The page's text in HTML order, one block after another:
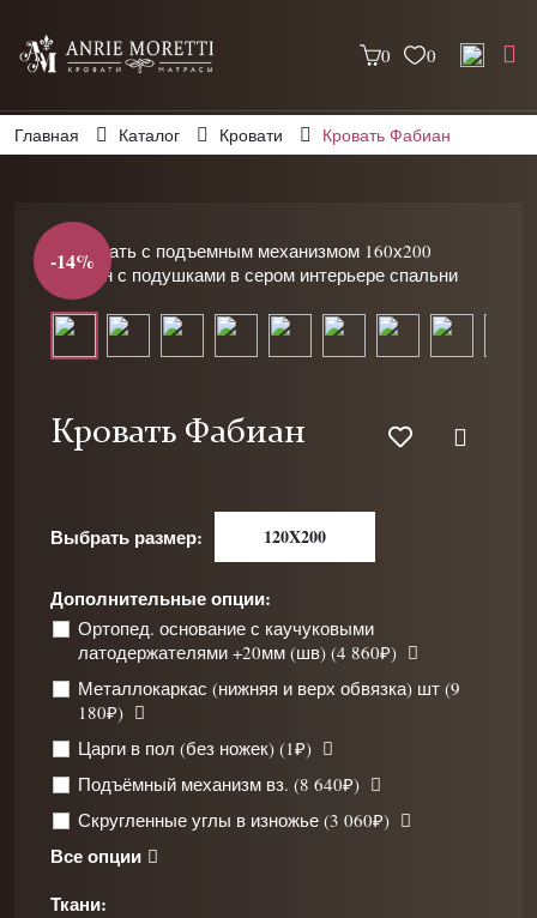
0 0
Главная Каталог Кровати Кровать Фабиан
-14%
Кровать Фабиан
Выбрать размер: 120X200
Дополнительные опции:
Ортопед. основание с каучуковыми
латодержателями +20мм (шв) (4 860₽)
Металлокаркас (нижняя и верх обвязка) шт (9
180₽)
Царги в пол (без ножек) (1₽)
Подъёмный механизм вз. (8 640₽)
Скругленные углы в изножье (3 060₽)
Все опции
Ткани: